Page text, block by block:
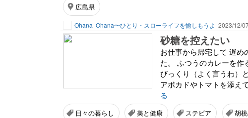
広島県
Ohana Ohana〜ひとり・スローライフを愉しもうよ 2023/12/
砂糖を控えたい
お仕事から帰宅して 遅め
た。 ふつうのカレーを作
びっくり（よく言うわ）
アボカドやトマトを添え
る
日々の暮らし 美と健康 ステビア 胡